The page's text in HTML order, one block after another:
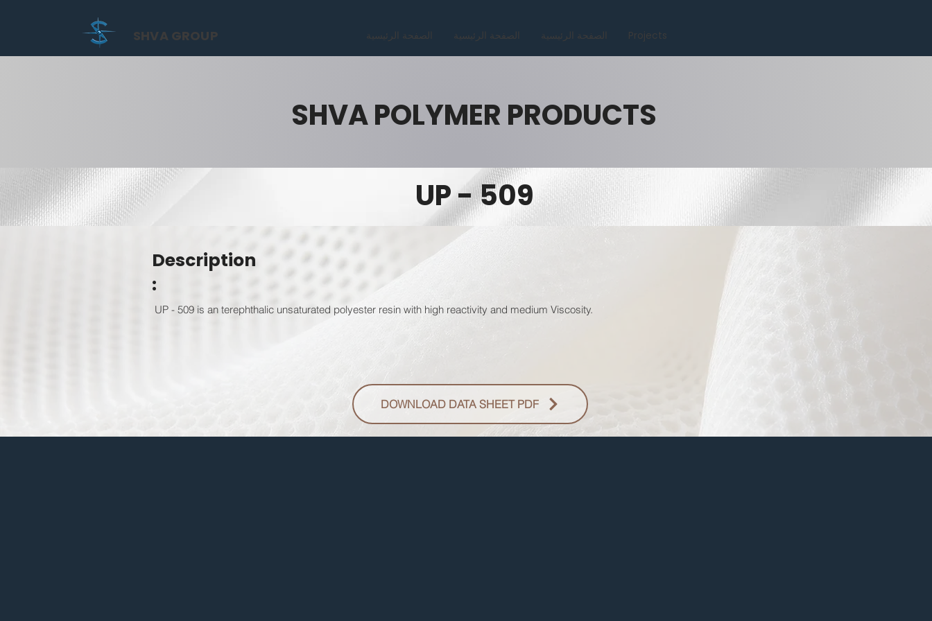
الصفحة الرئيسية الصفحة الرئيسية الصفحة الرئيسية Projects
SHVA GROUP
SHVA POLYMER PRODUCTS
UP - 509
Description
:
UP - 509 is an terephthalic unsaturated polyester resin with high reactivity and medium Viscosity.
DOWNLOAD DATA SHEET PDF